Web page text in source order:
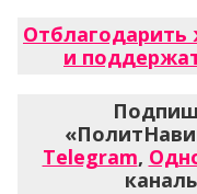
Отблагодарить
и
Telegram,